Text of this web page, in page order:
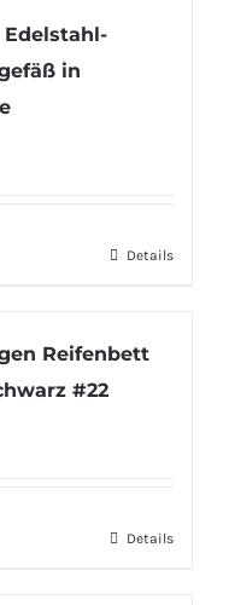
in
Details
Reifenbett
#22
Details